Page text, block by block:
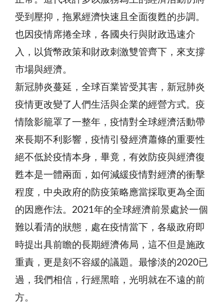
受到壓抑，拖累經濟快速且全面復甦的步調。
也因疫情席捲全球，各國央行與財政迅速介
入，以貨幣政策和財政刺激雙管齊下，來支撐
市場與經濟。
新冠肺炎蔓延，全球百業皆受其害，新冠肺炎
疫情更改變了人們生活與企業的經營方式。疫
情陰影籠罩了一整年，疫情對全球經濟活動帶
來長期不利影響，疫情引發經濟蕭條的重要性
絕不低於疫情本身，畢竟，有效防疫與經濟復
甦本是一體兩面，如何減緩疫情對經濟的衝擊
程度，中央政府的防疫策略應當採取更為全面
的因應作法。2021年的全球經濟前景處於一個
難以看清的狀態，處在疫情當下，各級政府即
時提出具前瞻的長期經濟佈局，這不但是施政
重責，更是刻不容緩的議題。最慘淡的2020已
過，我們相信，行經黑暗，光明就在不遠的前
方。